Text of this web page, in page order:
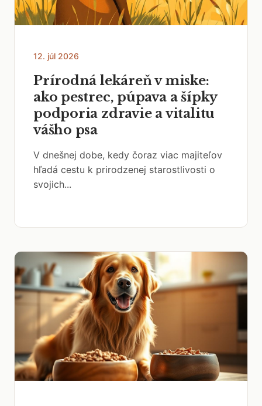
12. júl 2026
Prírodná lekáreň v miske:
ako pestrec, púpava a šípky
podporia zdravie a vitalitu
vášho psa
V dnešnej dobe, kedy čoraz viac majiteľov
hľadá cestu k prirodzenej starostlivosti o
svojich...